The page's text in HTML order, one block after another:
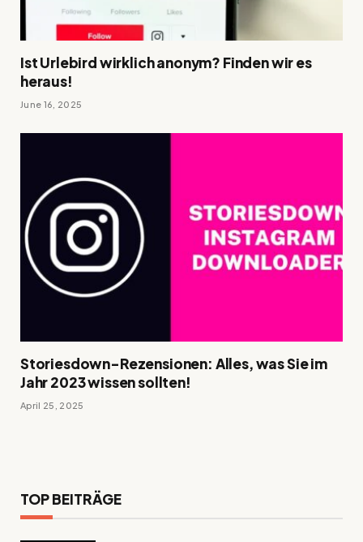
Ist Urlebird wirklich anonym? Finden wir es
heraus!
June 16, 2025
Storiesdown-Rezensionen: Alles, was Sie im
Jahr 2023 wissen sollten!
April 25, 2025
TOP BEITRÄGE